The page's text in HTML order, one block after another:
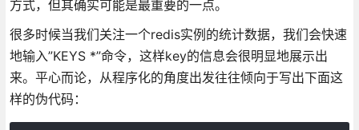
方式，但其确实可能是最重要的一点。
很多时候当我们关注一个redis实例的统计数据，我们会快速
地输入”KEYS *”命令，这样key的信息会很明显地展示出
来。平心而论，从程序化的角度出发往往倾向于写出下面这
样的伪代码：